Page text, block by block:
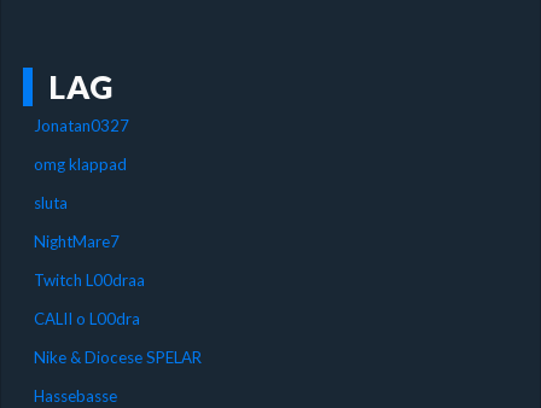
LAG
Jonatan0327
omg klappad
sluta
NightMare7
Twitch L00draa
CALII o L00dra
Nike & Diocese SPELAR
Hassebasse